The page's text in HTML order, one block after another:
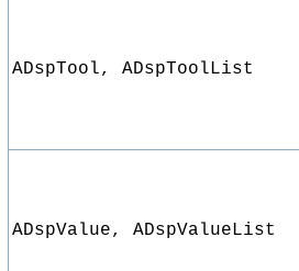
ADspTool, ADspToolList
ADspValue, ADspValueList